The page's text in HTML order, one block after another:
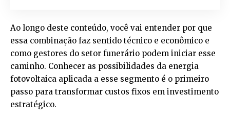
Ao longo deste conteúdo, você vai entender por que
essa combinação faz sentido técnico e econômico e
como gestores do setor funerário podem iniciar esse
caminho. Conhecer as possibilidades da energia
fotovoltaica aplicada a esse segmento é o primeiro
passo para transformar custos fixos em investimento
estratégico.